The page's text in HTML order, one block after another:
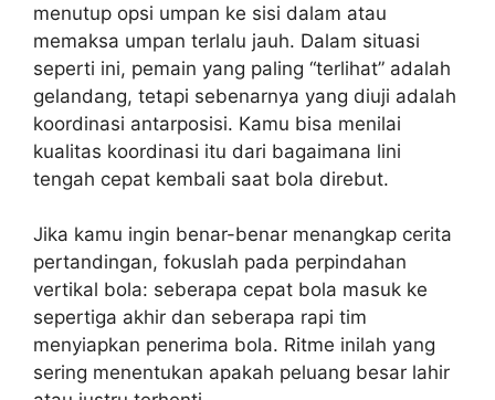
menutup opsi umpan ke sisi dalam atau
memaksa umpan terlalu jauh. Dalam situasi
seperti ini, pemain yang paling “terlihat” adalah
gelandang, tetapi sebenarnya yang diuji adalah
koordinasi antarposisi. Kamu bisa menilai
kualitas koordinasi itu dari bagaimana lini
tengah cepat kembali saat bola direbut.
Jika kamu ingin benar-benar menangkap cerita
pertandingan, fokuslah pada perpindahan
vertikal bola: seberapa cepat bola masuk ke
sepertiga akhir dan seberapa rapi tim
menyiapkan penerima bola. Ritme inilah yang
sering menentukan apakah peluang besar lahir